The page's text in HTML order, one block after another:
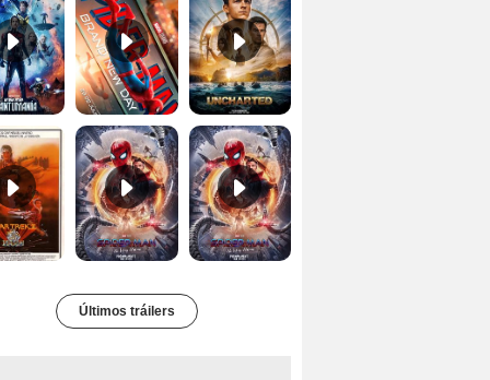
Star Trek II: la ira de Khan Tráiler VO Spider-Man: No Way Home Teaser Tráiler 'Spider-Man: No Way Home'
Últimos tráilers